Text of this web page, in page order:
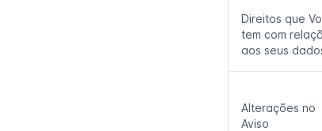
Direitos que
tem com
aos seus
Alterações no
Aviso